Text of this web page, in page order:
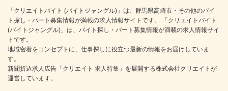
「クリエイトバイト (バイトジャングル)」は、群馬県高崎市・その他のバイ
ト探し・パート募集情報が満載の求人情報サイトです。 「クリエイトバイト
(バイトジャングル)」は、バイト探し・パート募集情報が満載の求人情報サイ
トです。
地域密着をコンセプトに、仕事探しに役立つ最新の情報をお届けしていま
す。
新聞折込求人広告「クリエイト 求人特集」を展開する株式会社クリエイトが
運営しています。